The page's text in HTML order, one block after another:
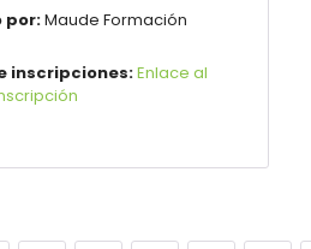
por:Maude Formación
inscripciones:Enlace al